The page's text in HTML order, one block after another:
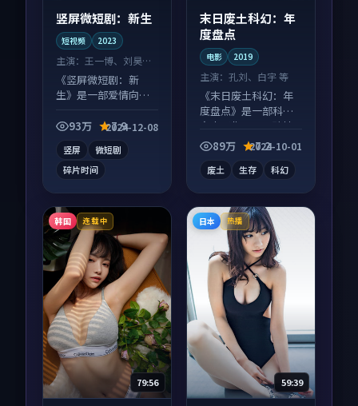
竖屏微短剧：新生
短视频 2023
主演： 王一博、刘昊然
等
《竖屏微短剧：新
生》是一部爱情向短
别错过，字幕区常有
93万 7.9
2024-12-08
竖屏
微短剧
碎片时间
末日废土科幻：年
度盘点
电影 2019
主演：孔刘、白宇 等
《末日废土科幻：年
度盘点》是一部科幻
向电影作品，口碑持
续发酵，适合周末一
口气刷完。
89万 7.2
2024-10-01
废土 生存 科幻
韩国 连载中
79:56
日本 热播
59:39